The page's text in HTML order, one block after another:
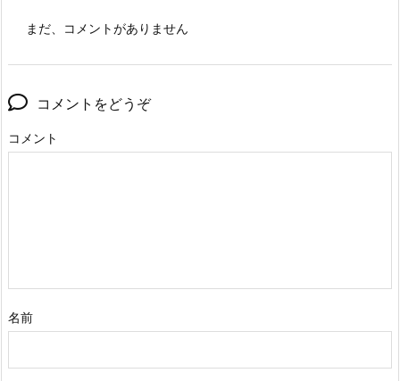
まだ、コメントがありません
コメントをどうぞ
コメント
名前